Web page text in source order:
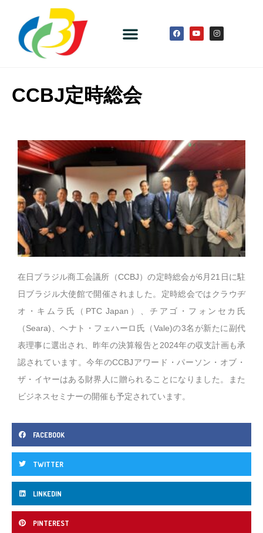
CCBJ定時総会
在日ブラジル商工会議所（CCBJ）の定時総会が6月21日に駐
日ブラジル大使館で開催されました。定時総会ではクラウヂ
オ・キムラ氏（PTC Japan）、チアゴ・フォンセカ氏
（Seara)、ヘナト・フェハーロ氏（Vale)の3名が新たに副代
表理事に選出され、昨年の決算報告と2024年の収支計画も承
認されています。今年のCCBJアワード・パーソン・オブ・
ザ・イヤーはある財界人に贈られることになりました。また
ビジネスセミナーの開催も予定されています。
FACEBOOK
TWITTER
LINKEDIN
PINTEREST